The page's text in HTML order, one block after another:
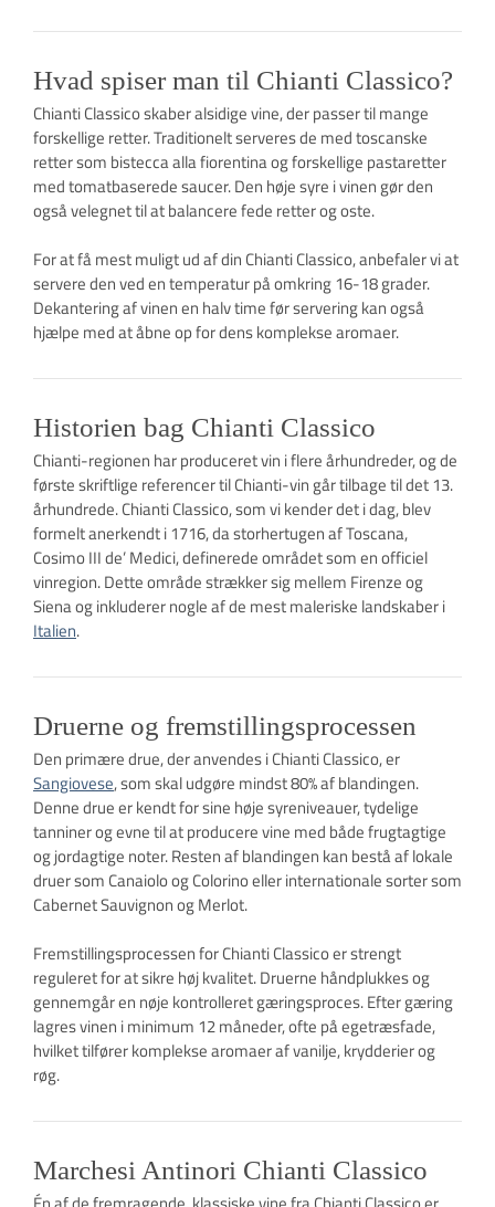
Hvad spiser man til Chianti Classico?
Chianti Classico skaber alsidige vine, der passer til mange
forskellige retter. Traditionelt serveres de med toscanske
retter som bistecca alla fiorentina og forskellige pastaretter
med tomatbaserede saucer. Den høje syre i vinen gør den
også velegnet til at balancere fede retter og oste.
For at få mest muligt ud af din Chianti Classico, anbefaler vi at
servere den ved en temperatur på omkring 16-18 grader.
Dekantering af vinen en halv time før servering kan også
hjælpe med at åbne op for dens komplekse aromaer.
Historien bag Chianti Classico
Chianti-regionen har produceret vin i flere århundreder, og de
første skriftlige referencer til Chianti-vin går tilbage til det 13.
århundrede. Chianti Classico, som vi kender det i dag, blev
formelt anerkendt i 1716, da storhertugen af Toscana,
Cosimo III de’ Medici, definerede området som en officiel
vinregion. Dette område strækker sig mellem Firenze og
Siena og inkluderer nogle af de mest maleriske landskaber i
Italien.
Druerne og fremstillingsprocessen
Den primære drue, der anvendes i Chianti Classico, er
Sangiovese, som skal udgøre mindst 80% af blandingen.
Denne drue er kendt for sine høje syreniveauer, tydelige
tanniner og evne til at producere vine med både frugtagtige
og jordagtige noter. Resten af blandingen kan bestå af lokale
druer som Canaiolo og Colorino eller internationale sorter som
Cabernet Sauvignon og Merlot.
Fremstillingsprocessen for Chianti Classico er strengt
reguleret for at sikre høj kvalitet. Druerne håndplukkes og
gennemgår en nøje kontrolleret gæringsproces. Efter gæring
lagres vinen i minimum 12 måneder, ofte på egetræsfade,
hvilket tilfører komplekse aromaer af vanilje, krydderier og
røg.
Marchesi Antinori Chianti Classico